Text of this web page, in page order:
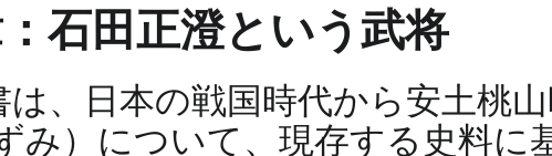
石田正澄という武将
は、日本の戦国時代から安土桃
み）について、現存する史料